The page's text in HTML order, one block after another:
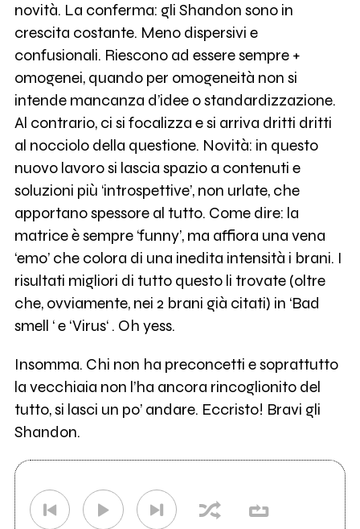
novità. La conferma: gli Shandon sono in
crescita costante. Meno dispersivi e
confusionali. Riescono ad essere sempre +
omogenei, quando per omogeneità non si
intende mancanza d’idee o standardizzazione.
Al contrario, ci si focalizza e si arriva dritti dritti
al nocciolo della questione. Novità: in questo
nuovo lavoro si lascia spazio a contenuti e
soluzioni più ‘introspettive’, non urlate, che
apportano spessore al tutto. Come dire: la
matrice è sempre ‘funny’, ma affiora una vena
‘emo’ che colora di una inedita intensità i brani. I
risultati migliori di tutto questo li trovate (oltre
che, ovviamente, nei 2 brani già citati) in ‘Bad
smell ‘ e ‘Virus‘ . Oh yess.
Insomma. Chi non ha preconcetti e soprattutto
la vecchiaia non l’ha ancora rincoglionito del
tutto, si lasci un po’ andare. Eccristo! Bravi gli
Shandon.